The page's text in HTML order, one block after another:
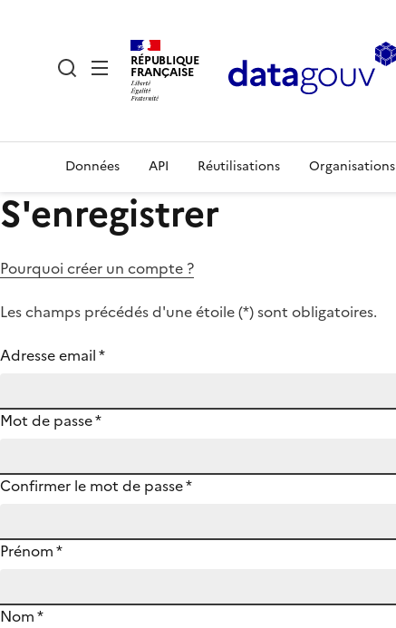
RÉPUBLIQUE
FRANÇAISE
Données API Réutilisations Organisations
S'enregistrer
Pourquoi créer un compte ?
Les champs précédés d'une étoile (*) sont obligatoires.
Adresse email*
Mot de passe*
Confirmer le mot de passe*
Prénom*
Nom*